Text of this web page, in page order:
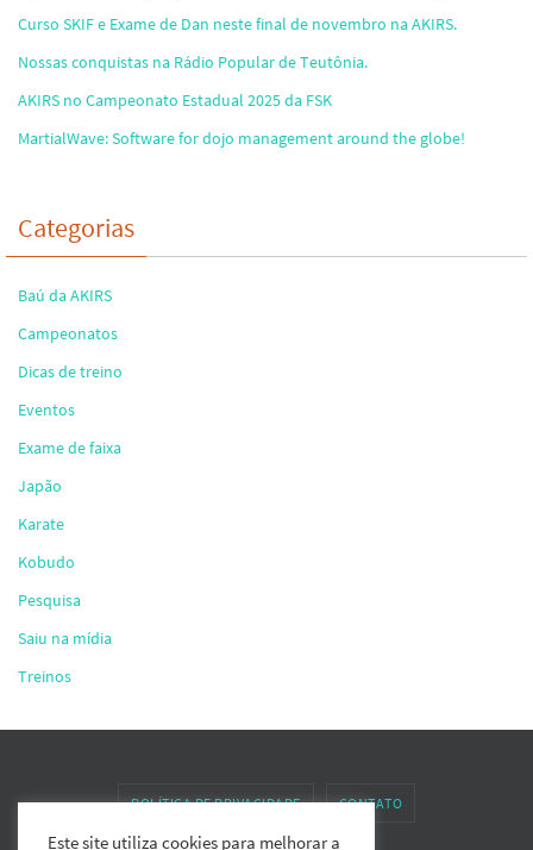
Curso SKIF e Exame de Dan neste final de novembro na AKIRS.
Nossas conquistas na Rádio Popular de Teutônia.
AKIRS no Campeonato Estadual 2025 da FSK
MartialWave: Software for dojo management around the globe!
Categorias
Baú da AKIRS
Campeonatos
Dicas de treino
Eventos
Exame de faixa
Japão
Karate
Kobudo
Pesquisa
Saiu na mídia
Treinos
POLÍTICA DE PRIVACIDADE CONTATO
Este site utiliza cookies para melhorar a